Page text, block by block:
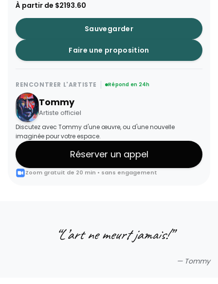
À partir de $2193.60
Sauvegarder
Faire une proposition
RENCONTRER L'ARTISTE Répond en 24h
Tommy
Artiste officiel
Discutez avec Tommy d'une œuvre, ou d'une nouvelle
imaginée pour votre espace.
Réserver un appel
Zoom gratuit de 20 min • sans engagement
L’art ne meurt jamais!”
— Tommy